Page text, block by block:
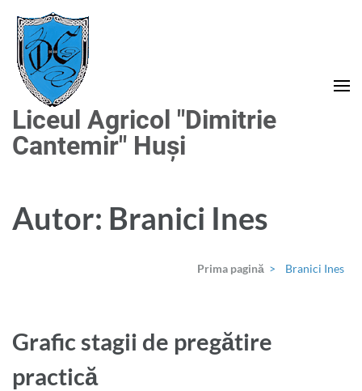
conținut
(apasă
Enter)
Liceul Agricol "Dimitrie
Cantemir" Huși
Autor: Branici Ines
Prima pagină > Branici Ines
Grafic stagii de pregătire
practică